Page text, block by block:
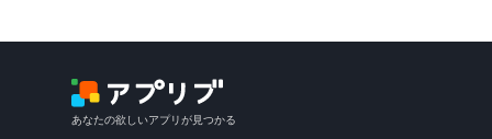
あなたの欲しいアプリが見つかる